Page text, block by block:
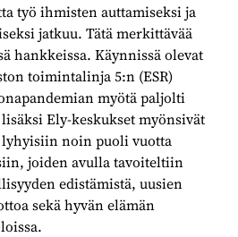
työ ihmisten auttamiseksi ja
jatkuu. Tätä merkittävää
hankkeissa. Käynnissä olevat
toimintalinja 5:n (ESR)
myötä paljolti
Ely-keskukset myönsivät
noin puoli vuotta
joiden avulla tavoiteltiin
edistämistä, uusien
sekä hyvän elämän